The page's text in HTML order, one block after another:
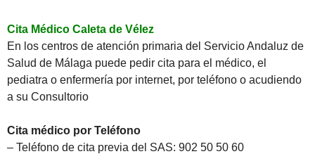
Cita Médico Caleta de Vélez
En los centros de atención primaria del Servicio Andaluz de
Salud de Málaga puede pedir cita para el médico, el
pediatra o enfermería por internet, por teléfono o acudiendo
a su Consultorio
Cita médico por Teléfono
– Teléfono de cita previa del SAS: 902 50 50 60